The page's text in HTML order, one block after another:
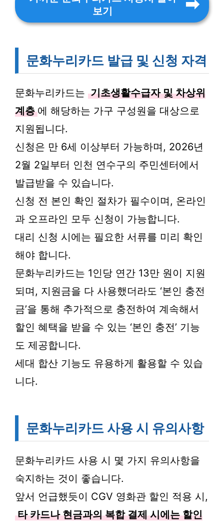
보기
문화누리카드 발급 및 신청 자격
문화누리카드는 기초생활수급자 및 차상위
계층 에 해당하는 가구 구성원을 대상으로
지원됩니다.
신청은 만 6세 이상부터 가능하며, 2026년
2월 2일부터 인천 연수구의 주민센터에서
발급받을 수 있습니다.
신청 전 본인 확인 절차가 필수이며, 온라인
과 오프라인 모두 신청이 가능합니다.
대리 신청 시에는 필요한 서류를 미리 확인
해야 합니다.
문화누리카드는 1인당 연간 13만 원이 지원
되며, 지원금을 다 사용했더라도 ‘본인 충전
금’을 통해 추가적으로 충전하여 계속해서
할인 혜택을 받을 수 있는 ‘본인 충전’ 기능
도 제공합니다.
세대 합산 기능도 유용하게 활용할 수 있습
니다.
문화누리카드 사용 시 유의사항
문화누리카드 사용 시 몇 가지 유의사항을
숙지하는 것이 좋습니다.
앞서 언급했듯이 CGV 영화관 할인 적용 시,
타 카드나 현금과의 복합 결제 시에는 할인